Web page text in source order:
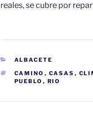
reales, se cubre por
CATEGORÍAS
ALBACETE
ETIQUETAS
CAMINO , CASAS ,
PUEBLO , RIO